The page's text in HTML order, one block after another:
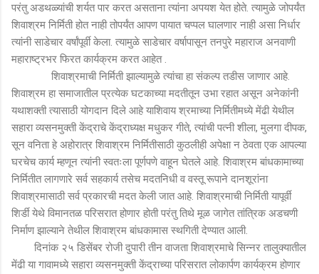
परंतु अडथळ्यांची शर्यत पार करत असताना त्यांना अपयश येत होते. त्यामुळे जोपर्यंत
शिवाश्रम निर्मिती होत नाही तोपर्यंत आपण पायात चप्पल घालणार नाही असा निर्धार
त्यांनी साडेचार वर्षांपूर्वी केला. त्यामुळे साडेचार वर्षापासून तनपुरे महाराज अनवाणी
महाराष्ट्रभर फिरत कार्यक्रम करत आहेत .
शिवाश्रमाची निर्मिती झाल्यामुळे त्यांचा हा संकल्प तडीस जाणार आहे.
शिवाश्रम हा समाजातील प्रत्येक घटकाच्या मदतीतून उभा रहात असून अनेकांनी
यथाशक्ती त्यासाठी योगदान दिले आहे याशिवाय श्रमाच्या निर्मितीमध्ये मेंढी येथील
सहारा व्यसनमुक्ती केंद्राचे केंद्राध्यक्ष मधुकर गीते, त्यांची पत्नी शीला, मुलगा दीपक,
सून वनिता हे अहोरात्र शिवाश्रम निर्मितीसाठी कुठलीही अपेक्षा न ठेवता एक आपल्या
घरचेच कार्य म्हणून त्यांनी स्वतःला पूर्णपणे वाहून घेतले आहे. शिवाश्रम बांधकामाच्या
निर्मितीत लागणारे सर्व सहकार्य तसेच मदतनिधी व वस्तू रूपाने दानशूरांना
शिवाश्रमासाठी सर्व प्रकारची मदत केली जात आहे. शिवाश्रमाची निर्मिती यापूर्वी
शिर्डी येथे विमानतळ परिसरात होणार होती परंतु तिथे मूळ जागेत तांत्रिक अडचणी
निर्माण झाल्याने तेथील शिवाश्रम बांधकामास स्थगिती देण्यात आली.
दिनांक २५ डिसेंबर रोजी दुपारी तीन वाजता शिवाश्रमाचे सिन्नर तालुक्यातील
मेंढी या गावामध्ये सहारा व्यसनमुक्ती केंद्राच्या परिसरात लोकार्पण कार्यक्रम होणार